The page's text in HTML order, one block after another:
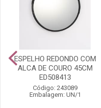
ESPELHO REDONDO COM
ALCA DE COURO 45CM
ED508413
Código: 243089
Embalagem: UN/1